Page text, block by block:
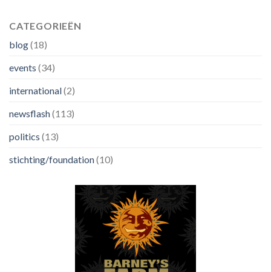
CATEGORIEËN
blog(18)
events (34)
international(2)
newsflash(113)
politics (13)
stichting/foundation(10)